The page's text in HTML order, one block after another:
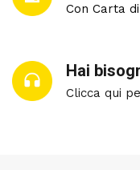
Con Carta
Hai
Clicca qui